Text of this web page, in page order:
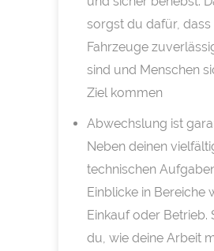
sorgst du dafür, dass
Fahrzeuge
sind und Menschen
Ziel kommen
Abwechslung ist
Neben deinen
technischen
Einblicke in Bereiche
Einkauf oder Betrieb.
du, wie deine Arbeit